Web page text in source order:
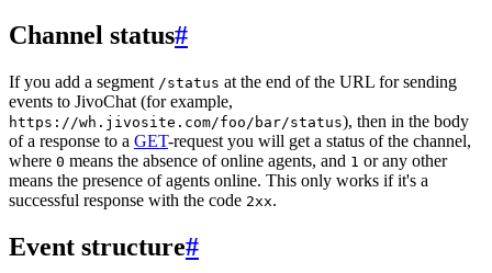
Channel status#
If you add a segment /status at the end of the URL for sending
events to JivoChat (for example,
https://wh.jivosite.com/foo/bar/status), then in the body
of a response to a GET-request you will get a status of the channel,
where 0 means the absence of online agents, and 1 or any other
means the presence of agents online. This only works if it's a
successful response with the code 2xx.
Event structure#